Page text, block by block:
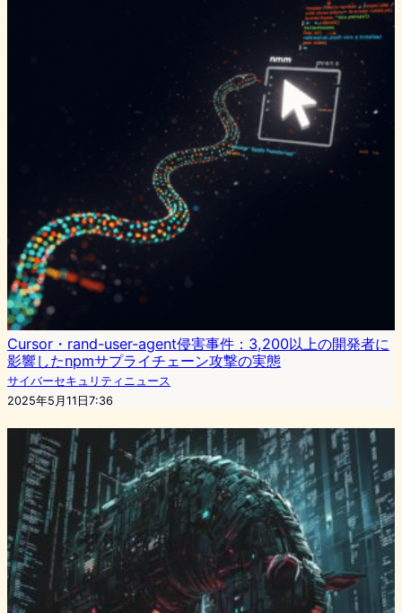
Cursor・rand-user-agent侵害事件：3,200以上の開発者に
影響したnpmサプライチェーン攻撃の実態
サイバーセキュリティニュース
2025年5月11日7:36